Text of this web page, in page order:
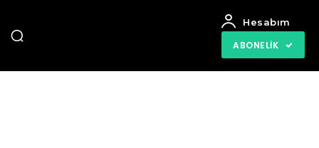
Hesabım
ABONELIK